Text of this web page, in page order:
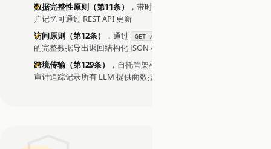
数据完整性原则（第11条）
，带时间戳的版本化对话状态；用
户记忆可通过 REST API 更新
访问原则（第12条）
，通过 GET /admin/gdpr/{userId}/export
的完整数据导出返回结构化 JSON 格式的所有用户数据
跨境传输（第129条）
，自托管架构使部署者能控制数据驻留；
审计追踪记录所有 LLM 提供商数据流